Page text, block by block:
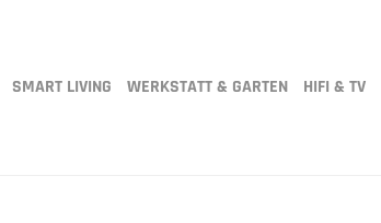
SMART LIVING WERKSTATT & GARTEN HIFI & TV